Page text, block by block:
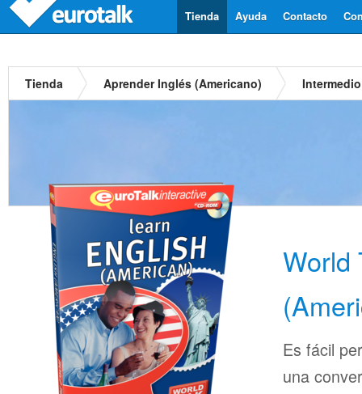
Contacto
Ayuda
Tienda
Tienda Aprender Inglés (Americano) Intermedio
World
Es fácil
una